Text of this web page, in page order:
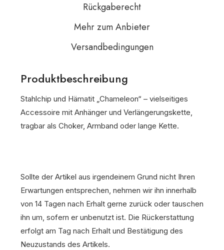
Rückgaberecht
Mehr zum Anbieter
Versandbedingungen
Produktbeschreibung
Stahlchip und Hämatit „Chameleon“ – vielseitiges
Accessoire mit Anhänger und Verlängerungskette,
tragbar als Choker, Armband oder lange Kette.
Sollte der Artikel aus irgendeinem Grund nicht Ihren
Erwartungen entsprechen, nehmen wir ihn innerhalb
von 14 Tagen nach Erhalt gerne zurück oder tauschen
ihn um, sofern er unbenutzt ist. Die Rückerstattung
erfolgt am Tag nach Erhalt und Bestätigung des
Neuzustands des Artikels.